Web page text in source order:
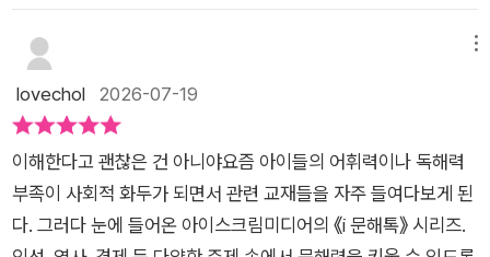
▫️▫️▫️초등 저학년 이제나가주인공이에요.'넌 친하니까 날 이해해 줄
거야.''인기 있는 친구가 하는 것은 다 좋아.''어떻게 다른 친구와
친할 수 있어?'제나의 고민과 갈등은누구나 겪을 수 있는보통의
개나 잡게 되었습니다.친한 친구 지수와 케이크를먹기로 했는데,
얼떨결에 새로운 무리와봉사활동을 가기로 해버렸지요.둘 중에
더 나은 것을 선택하는 과정에서제나는 갈등을 겪어요.늘 징징거
lovechol 2026-07-19
이해한다고 괜찮은 건 아니야요즘 아이들의 어휘력이나 독해력
부족이 사회적 화두가 되면서 관련 교재들을 자주 들여다보게 된
다. 그러다 눈에 들어온 아이스크림미디어의 《i 문해톡》 시리즈.